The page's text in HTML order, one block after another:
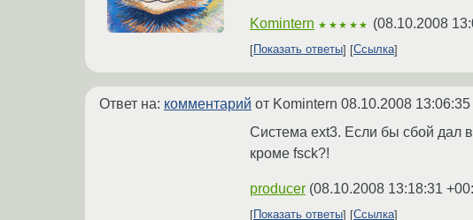
Komintern ★★★★★ (08.10.2008
Показать ответы Ссылка
Ответ на: комментарий от Komintern 08.10.2008
Система ext3. Если бы сбой дал
кроме fsck?!
producer (08.10.2008 13:18:31
Показать ответы
Ссылка